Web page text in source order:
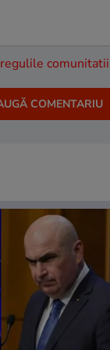
regulile comunitatii